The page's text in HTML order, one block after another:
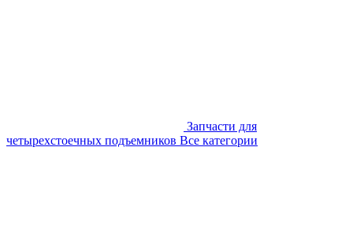
Запчасти для
четырехстоечных подъемников Все категории